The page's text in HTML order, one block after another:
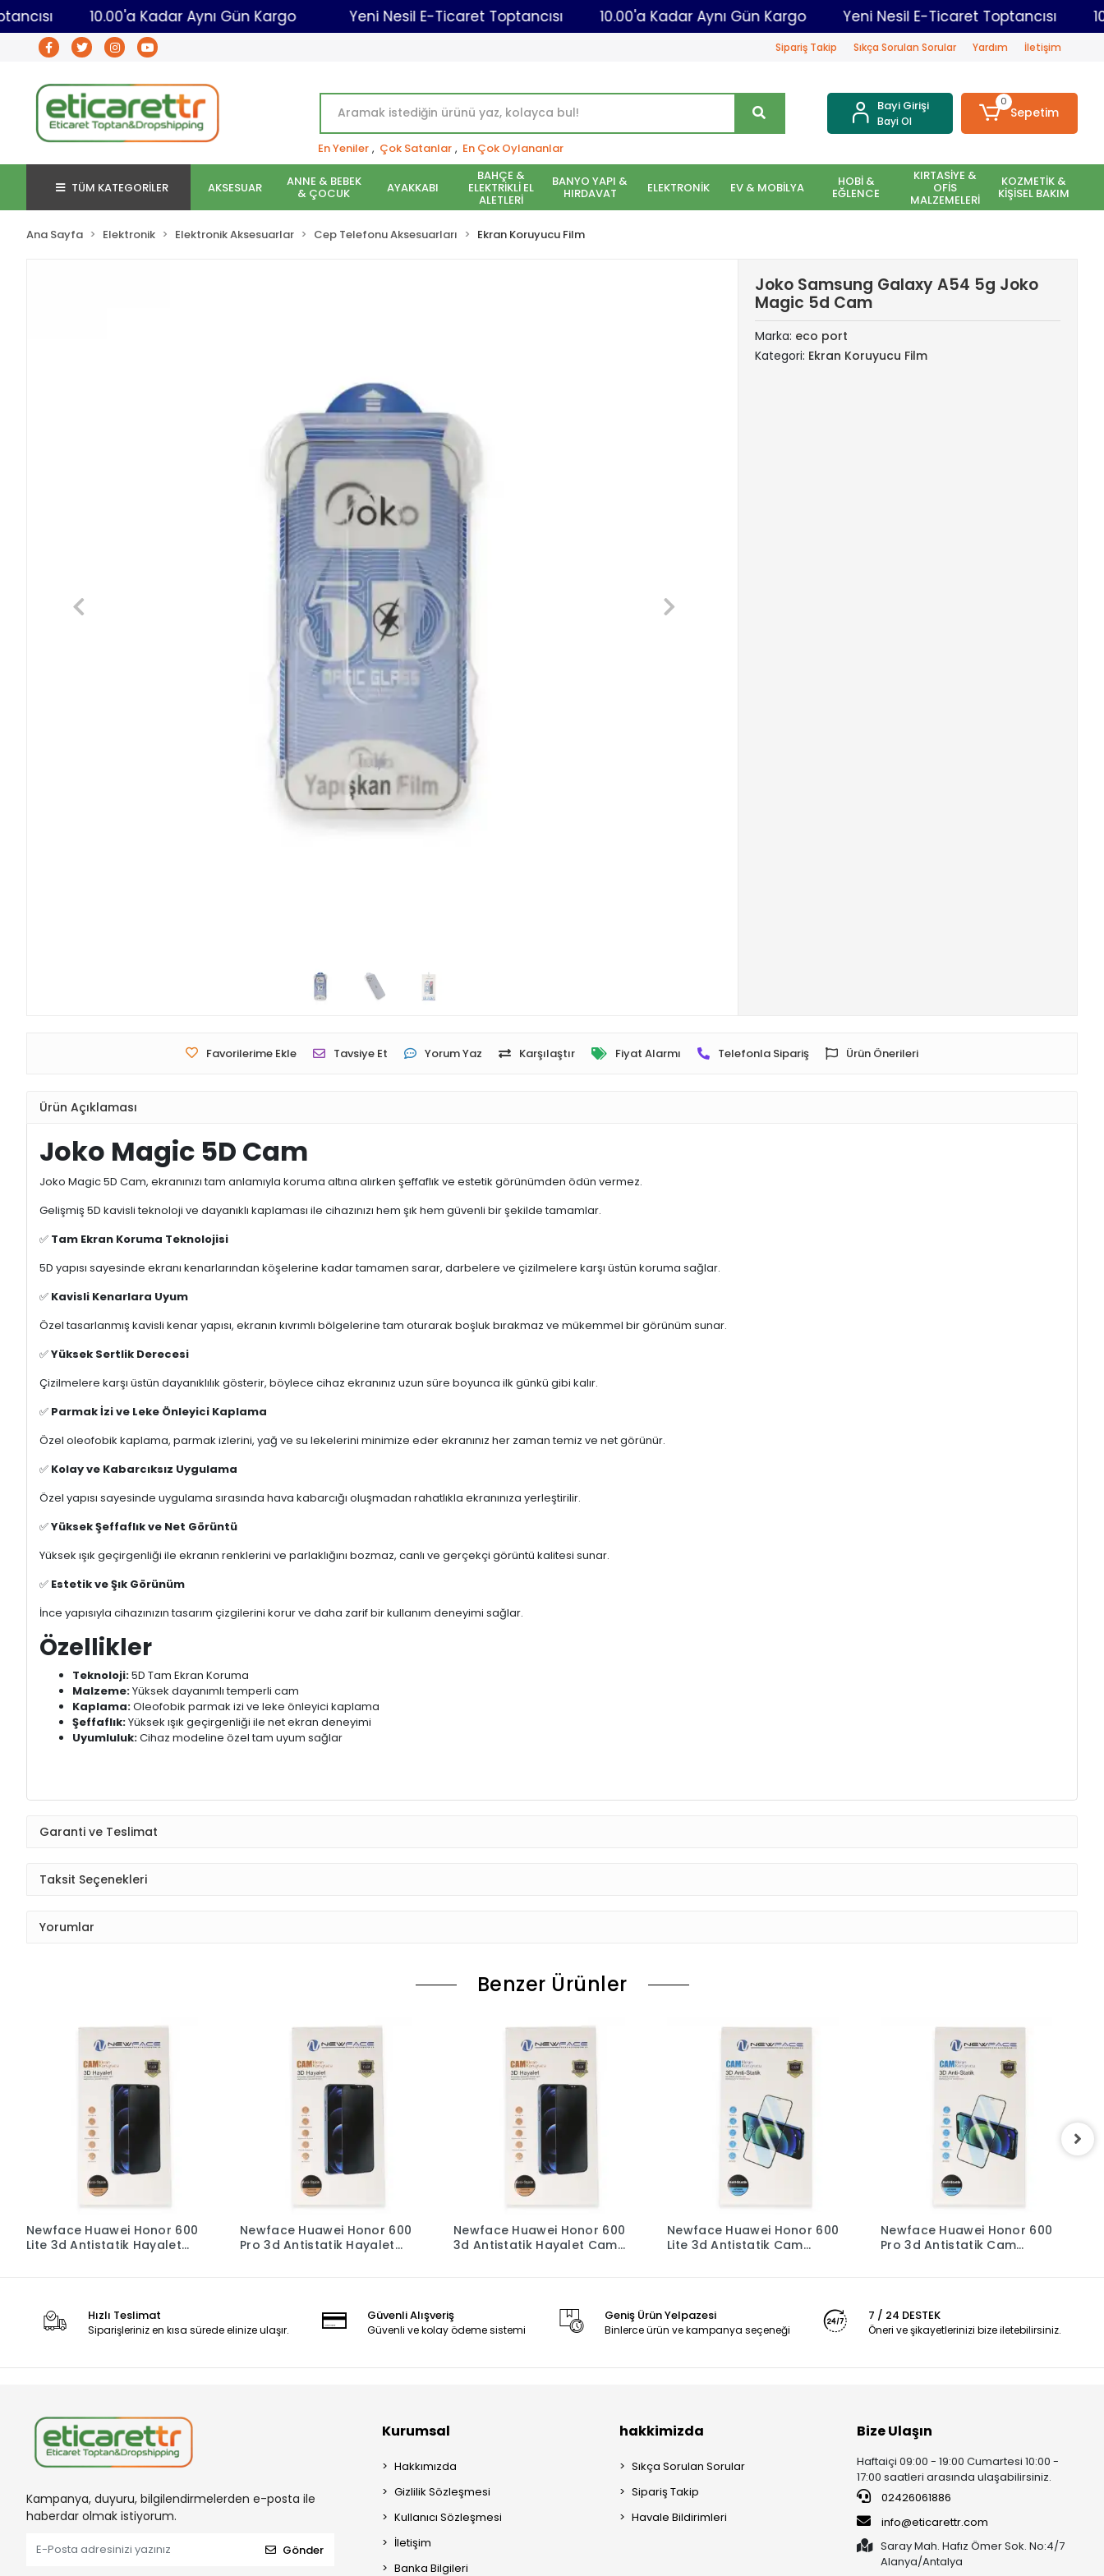
Toptancısı 10.00'a Kadar Aynı Gün Kargo Yeni Nesil E-Ticaret Toptancısı 10.00'a Kadar Aynı Gün Kargo Yeni Nesil E-Ticaret
Sipariş Takip Sıkça Sorulan Sorular Yardım İletişim
En Yeniler , Çok Satanlar , En Çok Oylananlar
Bayi Girişi
Bayi Ol
0
Sepetim
TÜM KATEGORİLER AKSESUAR ANNE & BEBEK
& ÇOCUK AYAKKABI
BAHÇE &
ELEKTRİKLİ EL
ALETLERİ
BANYO YAPI &
HIRDAVAT ELEKTRONİK EV & MOBİLYA HOBİ &
EĞLENCE
KIRTASİYE &
OFİS
MALZEMELERİ
KOZMETİK &
KİŞİSEL BAKIM
Ana Sayfa Elektronik Elektronik Aksesuarlar Cep Telefonu Aksesuarları Ekran Koruyucu Film
Joko Samsung Galaxy A54 5g Joko
Magic 5d Cam
Marka: eco port
Kategori: Ekran Koruyucu Film
Favorilerime Ekle Tavsiye Et Yorum Yaz Karşılaştır Fiyat Alarmı Telefonla Sipariş Ürün Önerileri
Ürün Açıklaması
Joko Magic 5D Cam
Joko Magic 5D Cam, ekranınızı tam anlamıyla koruma altına alırken şeffaflık ve estetik görünümden ödün vermez.
Gelişmiş 5D kavisli teknoloji ve dayanıklı kaplaması ile cihazınızı hem şık hem güvenli bir şekilde tamamlar.
✅ Tam Ekran Koruma Teknolojisi
5D yapısı sayesinde ekranı kenarlarından köşelerine kadar tamamen sarar, darbelere ve çizilmelere karşı üstün koruma sağlar.
✅ Kavisli Kenarlara Uyum
Özel tasarlanmış kavisli kenar yapısı, ekranın kıvrımlı bölgelerine tam oturarak boşluk bırakmaz ve mükemmel bir görünüm sunar.
✅Yüksek Sertlik Derecesi
Çizilmelere karşı üstün dayanıklılık gösterir, böylece cihaz ekranınız uzun süre boyunca ilk günkü gibi kalır.
✅ Parmak İzi ve Leke Önleyici Kaplama
Özel oleofobik kaplama, parmak izlerini, yağ ve su lekelerini minimize eder ekranınız her zaman temiz ve net görünür.
✅ Kolay ve Kabarcıksız Uygulama
Özel yapısı sayesinde uygulama sırasında hava kabarcığı oluşmadan rahatlıkla ekranınıza yerleştirilir.
✅Yüksek Şeffaflık ve Net Görüntü
Yüksek ışık geçirgenliği ile ekranın renklerini ve parlaklığını bozmaz, canlı ve gerçekçi görüntü kalitesi sunar.
✅ Estetik ve Şık Görünüm
İnce yapısıyla cihazınızın tasarım çizgilerini korur ve daha zarif bir kullanım deneyimi sağlar.
Özellikler
Teknoloji:5D Tam Ekran Koruma
Malzeme:Yüksek dayanımlı temperli cam
Kaplama:Oleofobik parmak izi ve leke önleyici kaplama
Şeffaflık:Yüksek ışık geçirgenliği ile net ekran deneyimi
Uyumluluk:Cihaz modeline özel tam uyum sağlar
Garanti ve Teslimat
Taksit Seçenekleri
Yorumlar
Benzer Ürünler
Newface Huawei Honor 600
Lite 3d Antistatik Hayalet
Newface Huawei Honor 600
Pro 3d Antistatik Hayalet
Newface Huawei Honor 600
3d Antistatik Hayalet Cam
Newface Huawei Honor 600
Lite 3d Antistatik Cam
Newface Huawei Honor 600
Pro 3d Antistatik Cam
Hızlı Teslimat
Siparişleriniz en kısa sürede elinize ulaşır.
Güvenli Alışveriş
Güvenli ve kolay ödeme sistemi
Geniş Ürün Yelpazesi
Binlerce ürün ve kampanya seçeneği
7 / 24 DESTEK
Öneri ve şikayetlerinizi bize iletebilirsiniz.
Kampanya, duyuru, bilgilendirmelerden e-posta ile
haberdar olmak istiyorum.
Gönder
Kurumsal
Hakkımızda
Gizlilik Sözleşmesi
Kullanıcı Sözleşmesi
İletişim
Banka Bilgileri
hakkimizda
Sıkça Sorulan Sorular
Sipariş Takip
Havale Bildirimleri
Bize Ulaşın
Haftaiçi 09:00 - 19:00 Cumartesi 10:00 -
17:00 saatleri arasında ulaşabilirsiniz.
02426061886
info@eticarettr.com
Saray Mah. Hafız Ömer Sok. No:4/7
Alanya/Antalya